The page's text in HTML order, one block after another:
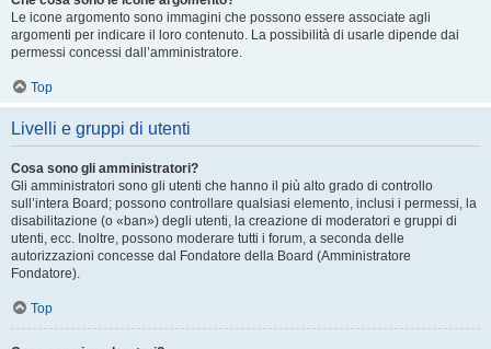
Le icone argomento sono immagini che possono essere associate agli
argomenti per indicare il loro contenuto. La possibilità di usarle dipende dai
permessi concessi dall’amministratore.
Top
Livelli e gruppi di utenti
Cosa sono gli amministratori?
Gli amministratori sono gli utenti che hanno il più alto grado di controllo
sull’intera Board; possono controllare qualsiasi elemento, inclusi i permessi, la
disabilitazione (o «ban») degli utenti, la creazione di moderatori e gruppi di
utenti, ecc. Inoltre, possono moderare tutti i forum, a seconda delle
autorizzazioni concesse dal Fondatore della Board (Amministratore
Fondatore).
Top